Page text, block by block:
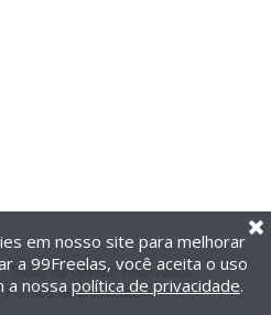
Todos os direitos reservados.
Política de privacidade
em nosso site para melhorar
a 99Freelas, você aceita o uso
a nossa política de privacidade.